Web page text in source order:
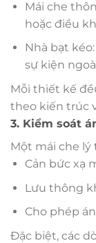
Mái che
hoặc điều
Nhà bạt
sự kiện
Mỗi thiết kế
theo kiến trúc
3. Kiểm soát
Một mái che lý
Cản bức xạ
Lưu thông
Cho phép
Đặc biệt, các